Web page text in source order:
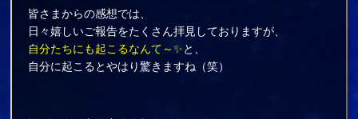
皆さまからの感想では、
日々嬉しいご報告をたくさん拝見しておりますが、
自分たちにも起こるなんて～✨と、
自分に起こるとやはり驚きますね（笑）